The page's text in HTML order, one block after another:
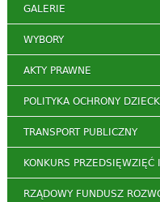
GALERIE
WYBORY
AKTY PRAWNE
POLITYKA OCHRONY
TRANSPORT PUBLICZNY
KONKURS PRZEDSIĘWZIĘĆ
RZĄDOWY FUNDUSZ